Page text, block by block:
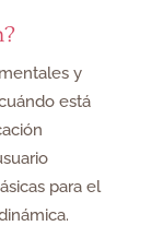
y
está
para el